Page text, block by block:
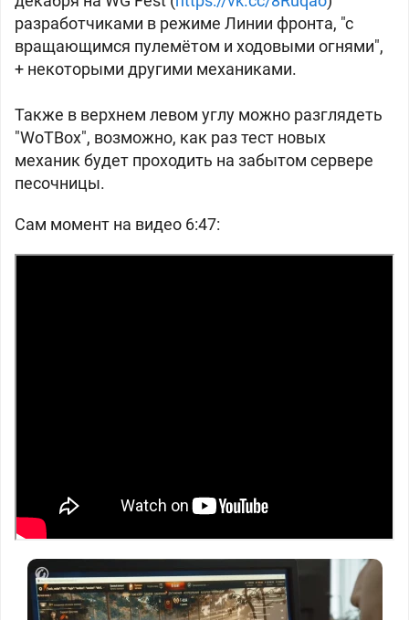
разработчиками в режиме Линии фронта, "с
вращающимся пулемётом и ходовыми огнями",
+ некоторыми другими механиками.
Также в верхнем левом углу можно разглядеть
"WoTBox", возможно, как раз тест новых
механик будет проходить на забытом сервере
песочницы.
Сам момент на видео 6:47: